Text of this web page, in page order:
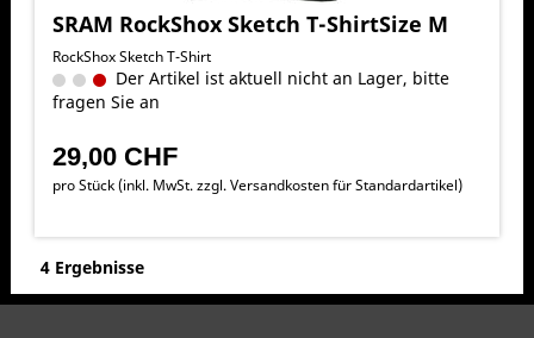
SRAM RockShox Sketch T-ShirtSize M
RockShox Sketch T-Shirt
Der Artikel ist aktuell nicht an Lager, bitte
fragen Sie an
29,00 CHF
pro Stück (inkl. MwSt. zzgl.Versandkosten für Standardartikel)
4 Ergebnisse